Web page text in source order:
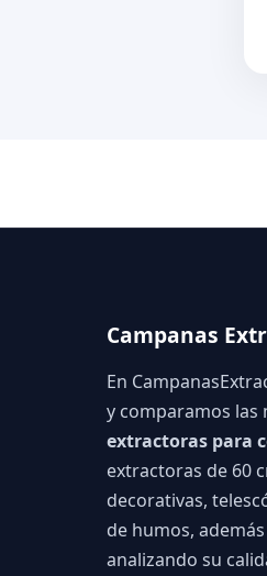
Campanas
En
y comparamos las
extractoras para
extractoras de 60
decorativas,
de humos,
analizando su